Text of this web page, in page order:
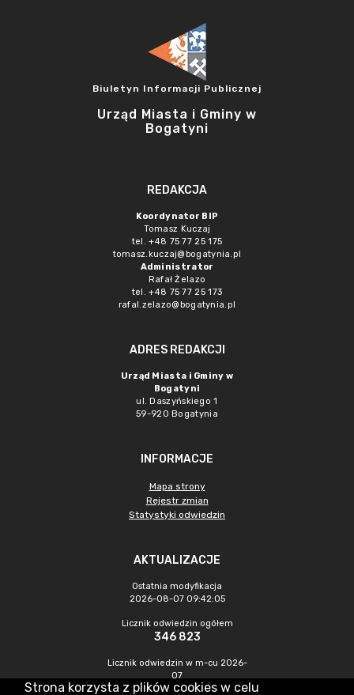
Biuletyn Informacji Publicznej
Urząd Miasta i Gminy w
Bogatyni
REDAKCJA
Koordynator BIP
Tomasz Kuczaj
tel. +48 75 77 25 175
tomasz.kuczaj@bogatynia.pl
Administrator
Rafał Żelazo
tel. +48 75 77 25 173
rafal.zelazo@bogatynia.pl
ADRES REDAKCJI
Urząd Miasta i Gminy w
Bogatyni
ul. Daszyńskiego 1
59-920 Bogatynia
INFORMACJE
Mapa strony
Rejestr zmian
Statystyki odwiedzin
AKTUALIZACJE
Ostatnia modyfikacja
2026-08-07 09:42:05
Licznik odwiedzin ogółem
346 823
Licznik odwiedzin w m-cu 2026-
07
1 214
Strona korzysta z plików cookies w celu